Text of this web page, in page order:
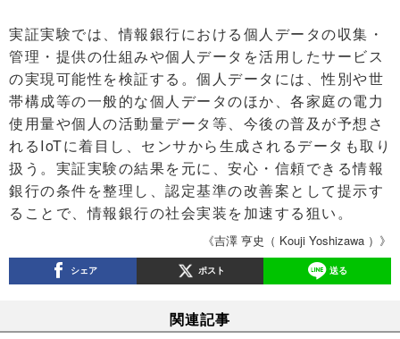
実証実験では、情報銀行における個人データの収集・
管理・提供の仕組みや個人データを活用したサービス
の実現可能性を検証する。個人データには、性別や世
帯構成等の一般的な個人データのほか、各家庭の電力
使用量や個人の活動量データ等、今後の普及が予想さ
れるIoTに着目し、センサから生成されるデータも取り
扱う。実証実験の結果を元に、安心・信頼できる情報
銀行の条件を整理し、認定基準の改善案として提示す
ることで、情報銀行の社会実装を加速する狙い。
《吉澤 亨史（ Kouji Yoshizawa ）》
シェア ポスト 送る
関連記事